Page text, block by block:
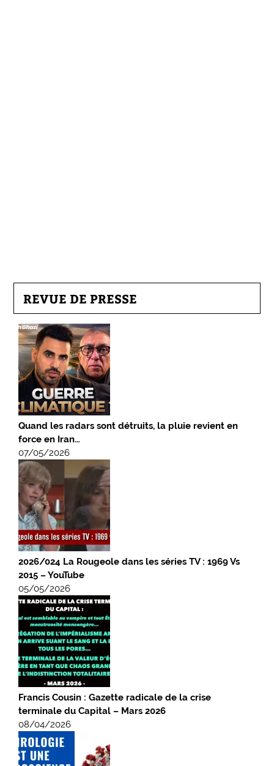
REVUE DE PRESSE
Quand les radars sont détruits, la pluie revient en
force en Iran…
07/05/2026
2026/024 La Rougeole dans les séries TV : 1969 Vs
2015 – YouTube
05/05/2026
Francis Cousin : Gazette radicale de la crise
terminale du Capital – Mars 2026
08/04/2026